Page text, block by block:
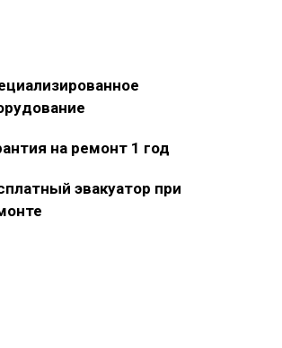
на ремонт 1 год
эвакуатор при